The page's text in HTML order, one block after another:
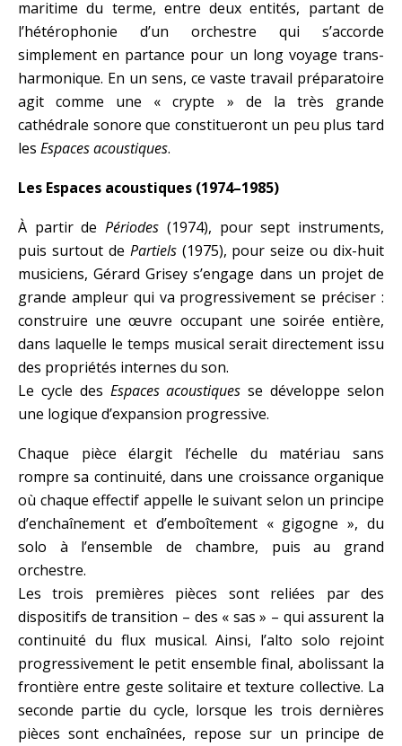
maritime du terme, entre deux entités, partant de
l’hétérophonie d’un orchestre qui s’accorde
simplement en partance pour un long voyage trans-
harmonique. En un sens, ce vaste travail préparatoire
agit comme une « crypte » de la très grande
cathédrale sonore que constitueront un peu plus tard
les Espaces acoustiques.
Les Espaces acoustiques (1974–1985)
À partir dePériodes (1974), pour sept instruments,
puis surtout de Partiels(1975), pour seize ou dix-huit
musiciens, Gérard Grisey s’engage dans un projet de
grande ampleur qui va progressivement se préciser :
construire une œuvre occupant une soirée entière,
dans laquelle le temps musical serait directement issu
des propriétés internes du son.
Le cycle des Espaces acoustiques se développe selon
une logique d’expansion progressive.
Chaque pièce élargit l’échelle du matériau sans
rompre sa continuité, dans une croissance organique
où chaque effectif appelle le suivant selon un principe
d’enchaînement et d’emboîtement « gigogne », du
solo à l’ensemble de chambre, puis au grand
orchestre.
Les trois premières pièces sont reliées par des
dispositifs de transition – des « sas » – qui assurent la
continuité du flux musical. Ainsi, l’alto solo rejoint
progressivement le petit ensemble final, abolissant la
frontière entre geste solitaire et texture collective. La
seconde partie du cycle, lorsque les trois dernières
pièces sont enchaînées, repose sur un principe de